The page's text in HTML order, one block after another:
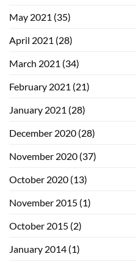
May 2021 (35)
April 2021 (28)
March 2021 (34)
February 2021 (21)
January 2021 (28)
December 2020 (28)
November 2020 (37)
October 2020 (13)
November 2015 (1)
October 2015 (2)
January 2014 (1)